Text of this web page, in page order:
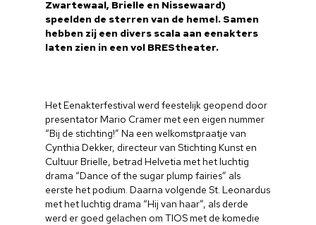
Zwartewaal, Brielle en Nissewaard)
speelden de sterren van de hemel. Samen
hebben zij een divers scala aan eenakters
laten zien in een vol BREStheater.
Het Eenakterfestival werd feestelijk geopend door
presentator Mario Cramer met een eigen nummer
“Bij de stichting!” Na een welkomstpraatje van
Cynthia Dekker, directeur van Stichting Kunst en
Cultuur Brielle, betrad Helvetia met het luchtig
drama “Dance of the sugar plump fairies” als
eerste het podium. Daarna volgende St. Leonardus
met het luchtig drama “Hij van haar”, als derde
werd er goed gelachen om TIOS met de komedie